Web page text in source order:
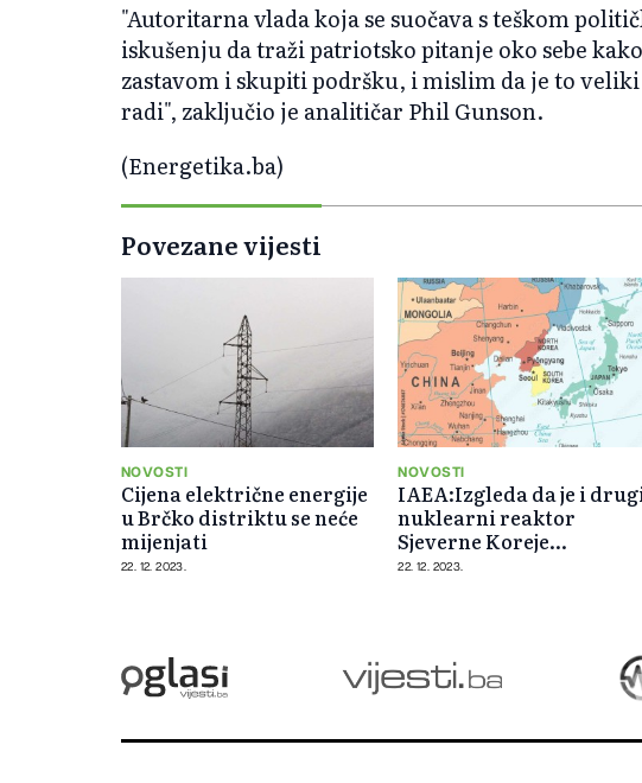
"Autoritarna vlada koja se suočava s teškom
iskušenju da traži patriotsko pitanje oko sebe
zastavom i skupiti podršku, i mislim da je to
radi", zaključio je analitičar Phil Gunson.
(Energetika.ba)
Povezane vijesti
NOVOSTI
Cijena električne energije
u Brčko distriktu se neće
mijenjati
22. 12. 2023.
NOVOSTI
IAEA:Izgleda da je i
nuklearni reaktor
Sjeverne Koreje
operativan
22. 12. 2023.